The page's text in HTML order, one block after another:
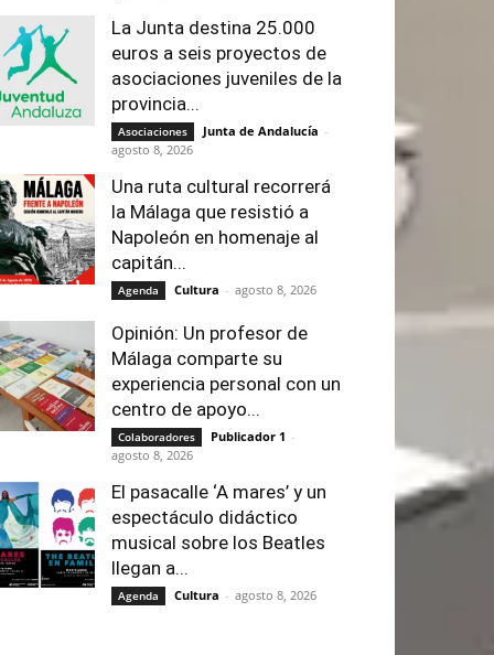
La Junta destina 25.000
euros a seis proyectos de
asociaciones juveniles de la
provincia...
Asociaciones Junta de Andalucía -
agosto 8, 2026
Una ruta cultural recorrerá
la Málaga que resistió a
Napoleón en homenaje al
capitán...
Agenda Cultura - agosto 8, 2026
Opinión: Un profesor de
Málaga comparte su
experiencia personal con un
centro de apoyo...
Colaboradores Publicador 1 -
agosto 8, 2026
El pasacalle ‘A mares’ y un
espectáculo didáctico
musical sobre los Beatles
llegan a...
Agenda Cultura - agosto 8, 2026